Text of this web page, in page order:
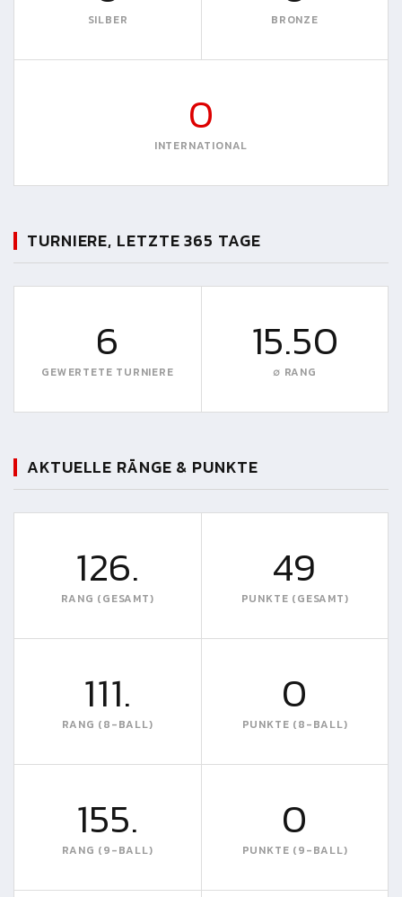
SILBER BRONZE
0
INTERNATIONAL
TURNIERE, LETZTE 365 TAGE
6
GEWERTETE TURNIERE
15.50
∅ RANG
AKTUELLE RÄNGE & PUNKTE
126.
RANG (GESAMT)
49
PUNKTE (GESAMT)
111.
RANG (8-BALL)
0
PUNKTE (8-BALL)
155.
RANG (9-BALL)
0
PUNKTE (9-BALL)